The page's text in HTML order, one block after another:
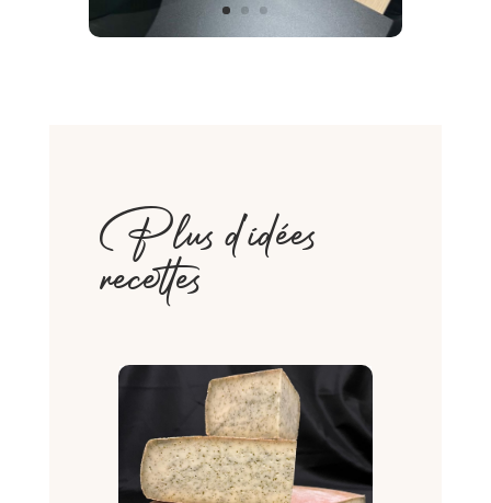
Plus d'idées
recettes